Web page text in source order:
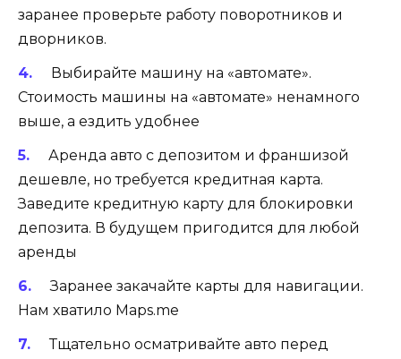
заранее проверьте работу поворотников и
дворников.
Выбирайте машину на «автомате».
Стоимость машины на «автомате» ненамного
выше, а ездить удобнее
Аренда авто с депозитом и франшизой
дешевле, но требуется кредитная карта.
Заведите кредитную карту для блокировки
депозита. В будущем пригодится для любой
аренды
Заранее закачайте карты для навигации.
Нам хватило Maps.me
Тщательно осматривайте авто перед